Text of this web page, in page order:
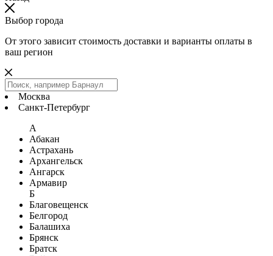
Выбор города
От этого зависит стоимость доставки и варианты оплаты в
ваш регион
Москва
Санкт-Петербург
А
Абакан
Астрахань
Архангельск
Ангарск
Армавир
Б
Благовещенск
Белгород
Балашиха
Брянск
Братск